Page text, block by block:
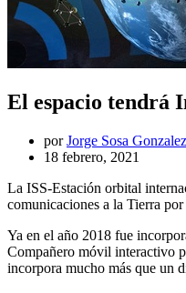
El espacio tendrá
porJorge Sosa Gonzalez
18 febrero, 2021
La ISS-Estación orbital
comunicaciones a la Tierra
Ya en el año 2018 fue
Compañero móvil interactivo
incorpora mucho más que un